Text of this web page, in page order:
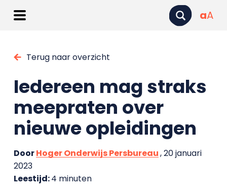
aA
Terug naar overzicht
Iedereen mag straks
meepraten over
nieuwe opleidingen
DoorHoger Onderwijs Persbureau, 20 januari
2023
Leestijd:4 minuten